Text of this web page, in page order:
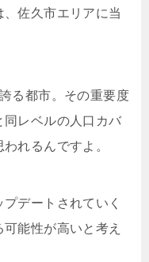
佐久市エリアに当
る都市。その重要度
同レベルの人口カバ
れるんですよ。
デートされていく
能性が高いと考え